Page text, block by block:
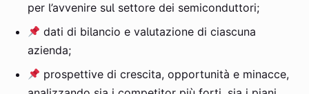
per l’avvenire sul settore dei semiconduttori;
dati di bilancio e valutazione di ciascuna
azienda;
prospettive di crescita, opportunità e minacce,